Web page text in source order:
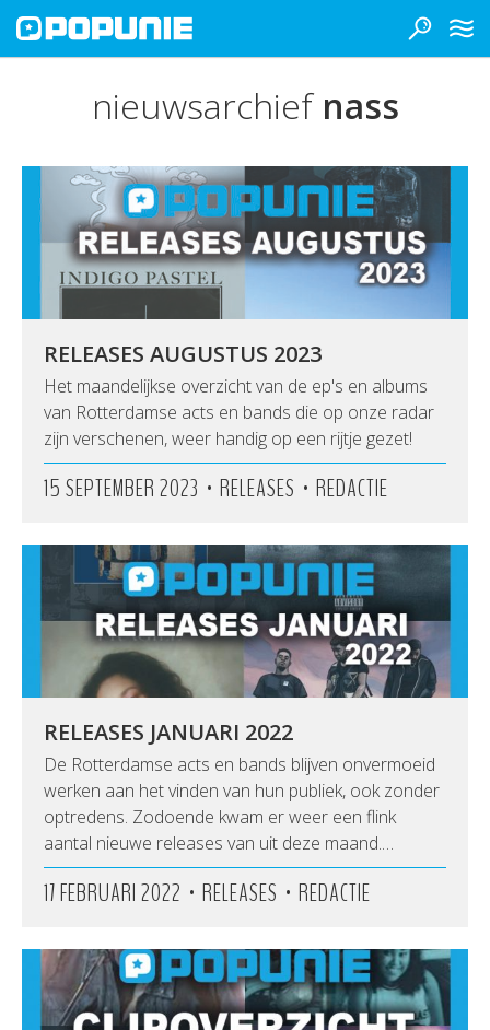
nieuwsarchief nass
RELEASES AUGUSTUS 2023
Het maandelijkse overzicht van de ep's en albums
van Rotterdamse acts en bands die op onze radar
zijn verschenen, weer handig op een rijtje gezet!
15 SEPTEMBER 2023 • RELEASES • REDACTIE
RELEASES JANUARI 2022
De Rotterdamse acts en bands blijven onvermoeid
werken aan het vinden van hun publiek, ook zonder
optredens. Zodoende kwam er weer een flink
aantal nieuwe releases van uit deze maand.…
17 FEBRUARI 2022 • RELEASES • REDACTIE